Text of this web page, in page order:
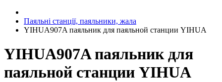
Паяльні станції, паяльники, жала
YIHUA907A паяльник для паяльной станции YIHUA
YIHUA907A паяльник для
паяльной станции YIHUA